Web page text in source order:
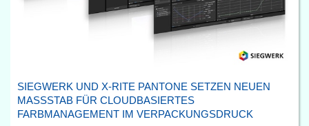
SIEGWERK UND X-RITE PANTONE SETZEN NEUEN
MASSSTAB FÜR CLOUDBASIERTES F
ARBMANAGEMENT IM VERPACKUNGSDRUCK